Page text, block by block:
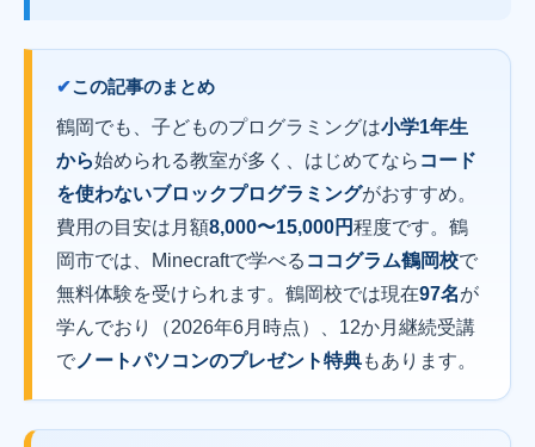
この記事のまとめ
鶴岡でも、子どものプログラミングは小学1年生
から始められる教室が多く、はじめてなら コード
を使わないブロックプログラミングがおすすめ。
費用の目安は月額8,000〜15,000円程度です。鶴
岡市では、Minecraftで学べる ココグラム鶴岡校で
無料体験を受けられます。鶴岡校では現在97名が
学んでおり（2026年6月時点）、12か月継続受講
で ノートパソコンのプレゼント特典もあります。